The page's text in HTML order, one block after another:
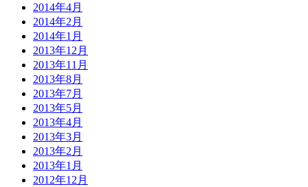
2014年4月
2014年2月
2014年1月
2013年12月
2013年11月
2013年8月
2013年7月
2013年5月
2013年4月
2013年3月
2013年2月
2013年1月
2012年12月